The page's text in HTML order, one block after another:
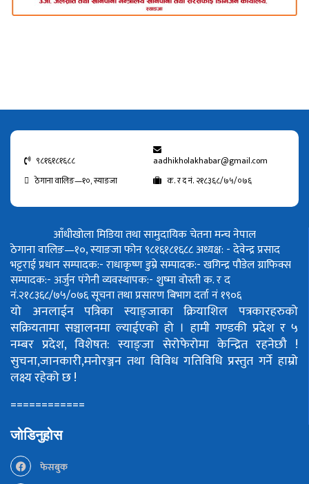
९८१६१८१६८८
aadhikholakhabar@gmail.com
ठेगाना वालिङ—१०, स्याङजा
क. र द नं. २१८३६८/७५/०७६
आँधीखोला मिडिया तथा सामुदायिक चेतना मन्च नेपाल
ठेगाना वालिङ—१०, स्याङजा फोन ९८१६१८१६८८अध्यक्ष: - देवेन्द्र प्रसाद
भट्टराईप्रधान सम्पादक:- राधाकृष्ण डुम्रेसम्पादक:- खगिन्द्र पौडेलग्राफिक्स
सम्पादक:- अर्जुन पंगेनीव्यवस्थापक:- शुष्मा वोस्तीक. र द
नं.२१८३६८/७५/०७६सूचना तथा प्रसारण बिभाग दर्ता नं १९०६
यो अनलाईन पत्रिका स्याङ्जाका क्रियाशिल पत्रकारहरुको
सक्रियतामा सञ्चालनमा ल्याईएको हो । हामी गण्डकी प्रदेश र ५
नम्बर प्रदेश, विशेषत: स्याङ्जा सेरोफेरोमा केन्द्रित रहनेछौ !
सुचना,जानकारी,मनोरञ्जन तथा विविध गतिविधि प्रस्तुत गर्ने हाम्रो
लक्ष्य रहेको छ !
============
जोडिनुहोस
फेसबुक